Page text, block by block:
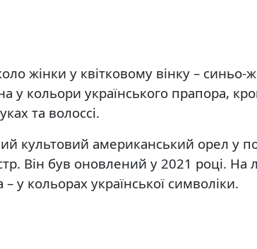
жінки у квітковому вінку –
у кольори українського прапора,
та волоссі.
культовий американський орел у
Він був оновлений у 2021 році. На
у кольорах української символіки.